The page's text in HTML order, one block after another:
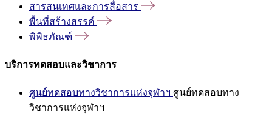
สารสนเทศและการสื่อสาร
พื้นที่สร้างสรรค์
พิพิธภัณฑ์
บริการทดสอบและวิชาการ
ศูนย์ทดสอบทางวิชาการแห่งจุฬาฯ ศูนย์ทดสอบทาง
วิชาการแห่งจุฬาฯ